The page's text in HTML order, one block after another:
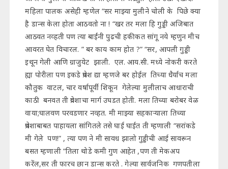
महिला पालक असेही म्हणेल “सर माझ्या मुलीने चोली के पिछे क्या
है डान्स केला होता आठवतो ना ! “खर तर मला हि गुड्डी अजिबात
आठवत नव्हती पण त्या बाईंनी पुढची हकीकत सांगू नये म्हणुन मीच
आवरत घेत विचारल. ” बर काय काम होत ?” “सर, आपली गुड्डी
इथून गेली आणि ग्राजुयेट झाली. एल. आय.सी. मध्ये नोकरी करते
ह्या पोरीला पण इकडे प्रवेश द्या म्हणजे बर होईल तिच्या धैर्याच मला
कौतुक वाटल, चार वर्षापूर्वी शिकून गेलेल्या मुलीलाच आधाराची
काठी बनवत ती प्रवेशाचा मार्ग उघडत होती. मला तिच्या बरोबर वेळ
वाया;घालवण परवडणार नव्हत. मी माझ्या सहकाऱ्याला तिच्या
प्रवेशाबाबत पाहायला सांगितले तसे घाई घाईत ती म्हणाली “सरांकडे
मी गेले पण!” , त्या पण ने मी सावध झालो गुड्डीची आई सावरून
बसत म्हणाली “तिला थोडे कमी गुण आहेत ,पण ती मेकअप
करेंल,सर ती फारच छान डान्स करते . गेल्या सार्वजनिक गणपतीला